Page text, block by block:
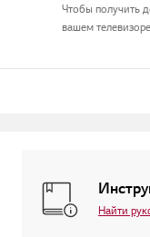
Чтобы получить
вашем
Найти